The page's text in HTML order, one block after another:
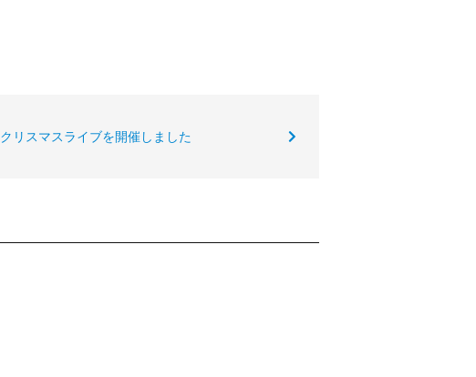
クリスマスライブを開催しました